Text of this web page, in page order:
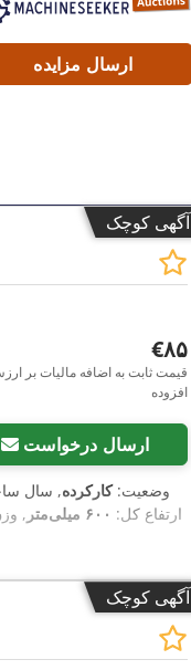
ارسال مزایده
آگهی کوچک
‎€۸۵
قیمت ثابت به اضافه مالیات بر
افزوده
ارسال درخواست
وضعیت:کارکرده, سال
ارتفاع کل: ۶۰۰ میلی‌متر ,
آگهی کوچک